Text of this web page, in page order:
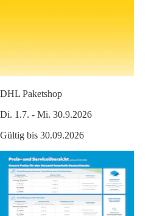
DHL Paketshop
Di. 1.7. - Mi. 30.9.2026
Gültig bis 30.09.2026